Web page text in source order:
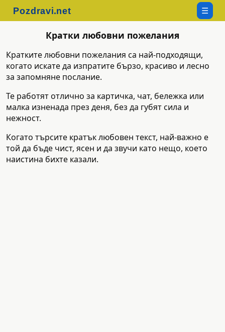
☰
Кратки любовни пожелания
Кратките любовни пожелания са най-подходящи,
когато искате да изпратите бързо, красиво и лесно
за запомняне послание.
Те работят отлично за картичка, чат, бележка или
малка изненада през деня, без да губят сила и
нежност.
Когато търсите кратък любовен текст, най-важно е
той да бъде чист, ясен и да звучи като нещо, което
наистина бихте казали.